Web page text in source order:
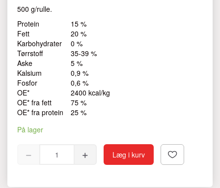
500 g/rulle.
Protein
15 %
Fett
20 %
Karbohydrater
0 %
Tørrstoff
35-39 %
Aske
5 %
Kalsium
0,9 %
Fosfor
0,6 %
OE*
2400 kcal/kg
OE* fra fett
75 %
OE* fra protein
25 %
På lager
Læg i kurv